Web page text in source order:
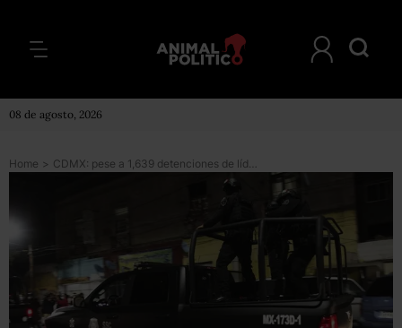
08 de agosto, 2026
Home > CDMX: pese a 1,639 detenciones de líderes y operadores criminales, las denuncias por narcomenudeo crecieron 4.3% de 2021 a 2022